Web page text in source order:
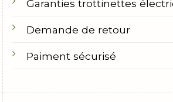
Garanties trottinettes
Demande de retour
Paiment sécurisé